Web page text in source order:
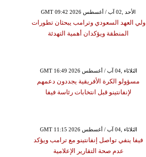
GMT 09:42 2026 الأحد ,02 آب / أغسطس
ولي العهد السعودي وترامب يبحثان تطورات
المنطقة ويؤكدان أهمية التهدئة
GMT 16:49 2026 الثلاثاء ,04 آب / أغسطس
مسؤولو الكرة الأفريقية يجددون دعمهم
لإنفانتينو قبل انتخابات رئاسة فيفا
GMT 11:15 2026 الثلاثاء ,04 آب / أغسطس
فيفا ينفي تواصل إنفانتينو مع ترامب ويؤكد
عدم صحة التقارير الإعلامية